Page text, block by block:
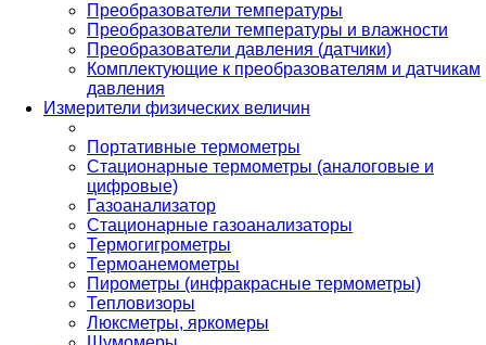
Преобразователи температуры
Преобразователи температуры и влажности
Преобразователи давления (датчики)
Комплектующие к преобразователям и датчикам
давления
Измерители физических величин
Портативные термометры
Стационарные термометры (аналоговые и
цифровые)
Газоанализатор
Стационарные газоанализаторы
Термогигрометры
Термоанемометры
Пирометры (инфракрасные термометры)
Тепловизоры
Люксметры, яркомеры